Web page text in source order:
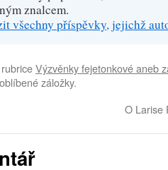
znalcem.
všechny příspěvky, jejichž
Výzvěnky fejetonkové aneb
záložky.
O Larise